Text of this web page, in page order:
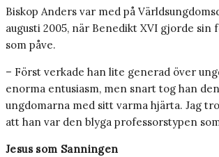
Biskop Anders var med på
augusti 2005, när Benedikt XVI gjorde sin
som påve.
– Först verkade han lite generad över
enorma entusiasm, men snart tog han
ungdomarna med sitt varma hjärta. Jag
att han var den blyga professorstypen
Jesus som Sanningen